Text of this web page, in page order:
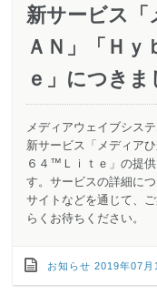
新サービス
ＡＮ」「Ｈｙ
ｅ」につきま
メディアウェイブシス
新サービス「メディア
６４™Ｌｉｔｅ」の提
す。サービスの詳細に
サイトなどを通じて、
らくお待ちください。
お知らせ 2019年07月